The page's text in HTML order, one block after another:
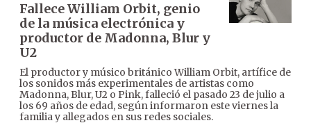
Fallece William Orbit, genio
de la música electrónica y
productor de Madonna, Blur y
U2
El productor y músico británico William Orbit, artífice de
los sonidos más experimentales de artistas como
Madonna, Blur, U2 o Pink, falleció el pasado 23 de julio a
los 69 años de edad, según informaron este viernes la
familia y allegados en sus redes sociales.